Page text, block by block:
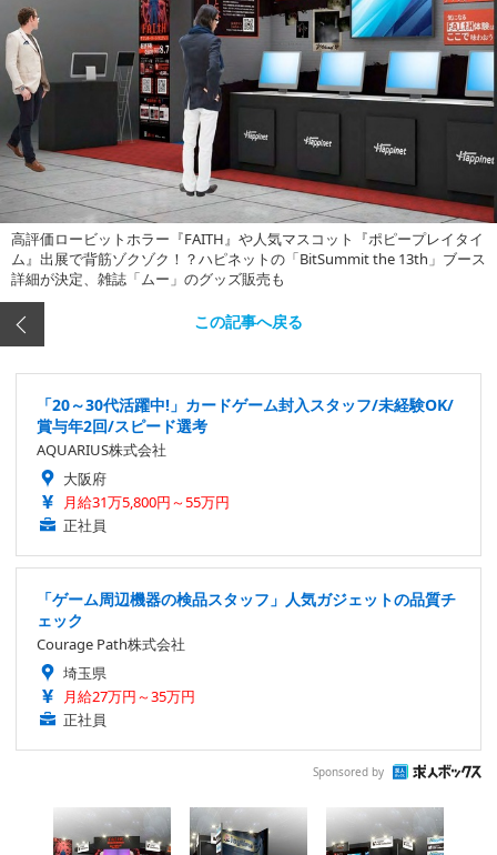
高評価ロービットホラー『FAITH』や人気マスコット『ポピープレイタイ
ム』出展で背筋ゾクゾク！？ハピネットの「BitSummit the 13th」ブース
詳細が決定、雑誌「ムー」のグッズ販売も
この記事へ戻る
「20～30代活躍中!」カードゲーム封入スタッフ/未経験OK/
賞与年2回/スピード選考
AQUARIUS株式会社
大阪府
月給31万5,800円～55万円
正社員
「ゲーム周辺機器の検品スタッフ」人気ガジェットの品質チ
ェック
Courage Path株式会社
埼玉県
月給27万円～35万円
正社員
Sponsored by